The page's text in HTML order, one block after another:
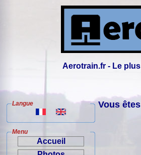
Aerotrain.fr - Le
Langue
Menu
Accueil
Vous